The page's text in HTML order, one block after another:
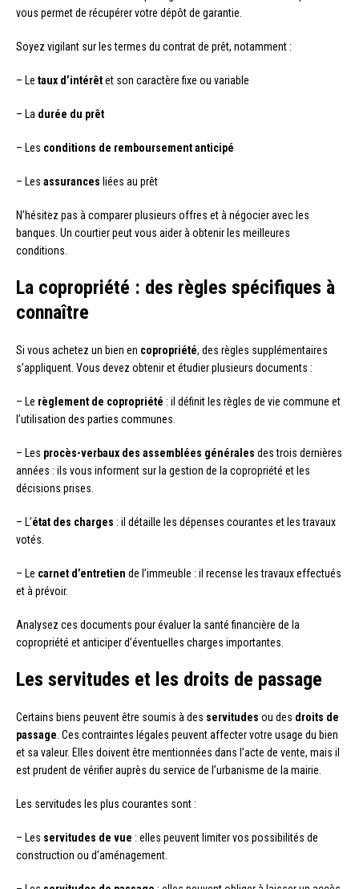
vous permet de récupérer votre dépôt de garantie.
Soyez vigilant sur les termes du contrat de prêt, notamment :
– Le taux d’intérêtet son caractère fixe ou variable
– La durée du prêt
– Les conditions de remboursement anticipé
– Les assurances liées au prêt
N’hésitez pas à comparer plusieurs offres et à négocier avec les
banques. Un courtier peut vous aider à obtenir les meilleures
conditions.
La copropriété : des règles spécifiques à
connaître
Si vous achetez un bien en copropriété, des règles supplémentaires
s’appliquent. Vous devez obtenir et étudier plusieurs documents :
– Le règlement de copropriété : il définit les règles de vie commune et
l’utilisation des parties communes.
– Les procès-verbaux des assemblées générales des trois dernières
années : ils vous informent sur la gestion de la copropriété et les
décisions prises.
– L’état des charges : il détaille les dépenses courantes et les travaux
votés.
– Le carnet d’entretien de l’immeuble : il recense les travaux effectués
et à prévoir.
Analysez ces documents pour évaluer la santé financière de la
copropriété et anticiper d’éventuelles charges importantes.
Les servitudes et les droits de passage
Certains biens peuvent être soumis à des servitudes ou des droits de
passage. Ces contraintes légales peuvent affecter votre usage du bien
et sa valeur. Elles doivent être mentionnées dans l’acte de vente, mais il
est prudent de vérifier auprès du service de l’urbanisme de la mairie.
Les servitudes les plus courantes sont :
– Les servitudes de vue : elles peuvent limiter vos possibilités de
construction ou d’aménagement.